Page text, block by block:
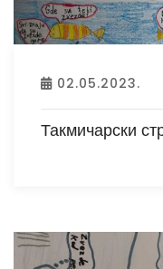
02.05.2023.
Такмичарски